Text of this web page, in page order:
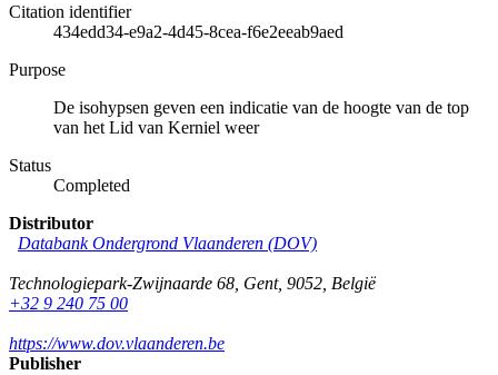
Citation identifier
434edd34-e9a2-4d45-8cea-f6e2eeab9aed
Purpose
De isohypsen geven een indicatie van de hoogte van de top
van het Lid van Kerniel weer
Status
Completed
Distributor
Databank Ondergrond Vlaanderen (DOV)
Technologiepark-Zwijnaarde 68 Gent, 9052 België
+32 9 240 75 00
https://www.dov.vlaanderen.be
Publisher